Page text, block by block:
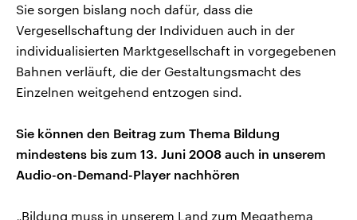
Sie sorgen bislang noch dafür, dass die
Vergesellschaftung der Individuen auch in der
individualisierten Marktgesellschaft in vorgegebenen
Bahnen verläuft, die der Gestaltungsmacht des
Einzelnen weitgehend entzogen sind.
Sie können den Beitrag zum Thema Bildung
mindestens bis zum 13. Juni 2008 auch in unserem
Audio-on-Demand-Player nachhören
„Bildung muss in unserem Land zum Megathema